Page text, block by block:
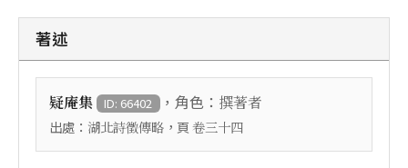
著述
疑庵集 ID: 66402 ，角色： 撰著者
出處： 湖北詩徵傳略 ，頁 卷三十四